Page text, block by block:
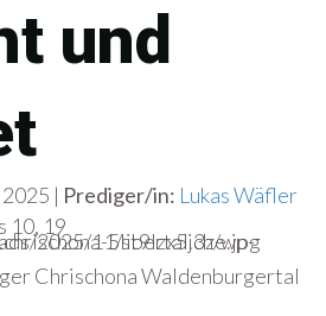
und
| Prediger/in: Lukas Wäfler
10, 19
Chrischona Waldenburgertal